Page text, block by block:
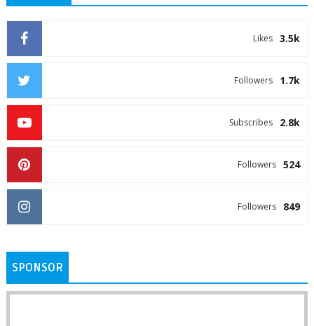
3.5k
Likes
1.7k
Followers
2.8k
Subscribes
524
Followers
849
Followers
SPONSOR